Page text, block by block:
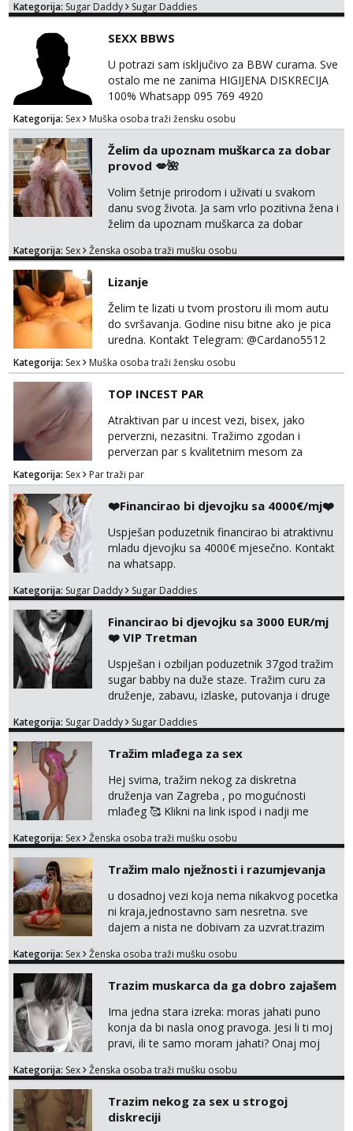
Kategorija: Sugar Daddy Sugar Daddies
SEXX BBWS
U potrazi sam isključivo za BBW curama. Sve
ostalo me ne zanima HIGIJENA DISKRECIJA
100% Whatsapp 095 769 4920
Kategorija: Sex Muška osoba traži žensku osobu
Želim da upoznam muškarca za dobar
provod 💋🌺
Volim šetnje prirodom i uživati u svakom
danu svog života. Ja sam vrlo pozitivna žena i
želim da upoznam muškarca za dobar
na link ispod i nadji me tamo, cekam te!
Kategorija: Sex Ženska osoba traži mušku osobu
Lizanje
Želim te lizati u tvom prostoru ili mom autu
do svršavanja. Godine nisu bitne ako je pica
uredna. Kontakt Telegram: @Cardano5512
Email: myjohny15@protonmail.com
Kategorija: Sex Muška osoba traži žensku osobu
TOP INCEST PAR
Atraktivan par u incest vezi, bisex, jako
perverzni, nezasitni. Tražimo zgodan i
perverzan par s kvalitetnim mesom za
uživanje u svim vrstama seksa. Diskrecija
obavezna. Samo ozbiljne ponude preko
Whats appa na broj 091 591 3523.
Kategorija: Sex Par traži par
❤️Financirao bi djevojku sa 4000€/mj❤️
Uspješan poduzetnik financirao bi atraktivnu
mladu djevojku sa 4000€ mjesečno. Kontakt
na whatsapp.
Kategorija: Sugar Daddy Sugar Daddies
Financirao bi djevojku sa 3000 EUR/mj
❤️ VIP Tretman
Uspješan i ozbiljan poduzetnik 37god tražim
sugar babby na duže staze. Tražim curu za
druženje, zabavu, izlaske, putovanja i druge
otvorena, komunikativna, zgodna i atraktivna
markodalic37@gmail.com
Kategorija: Sugar Daddy Sugar Daddies
Tražim mlađega za sex
Hej svima, tražim nekog za diskretna
druženja van Zagreba , po mogućnosti
mlađeg 🥰 Klikni na link ispod i nadji me
Kategorija: Sex Ženska osoba traži mušku osobu
Tražim malo nježnosti i razumjevanja
u dosadnoj vezi koja nema nikakvog pocetka
ni kraja,jednostavno sam nesretna. sve
dajem a nista ne dobivam za uzvrat.trazim
trazim puno samo malo njeznosti i
poljupce po tijelu koji me jako
pale,obozavam kad muskarac preuzme
kontrolu . javi se :) Klikni na link ispod i nadji
me tamo, cekam te!
Kategorija: Sex Ženska osoba traži mušku osobu
Trazim muskarca da ga dobro zajašem
Ima jedna stara izreka: moras jahati puno
konja da bi nasla onog pravoga. Jesi li ti moj
pravi, ili te samo moram jahati? Onaj moj
na sexdater link i javi mi se tamo....
Kategorija: Sex Ženska osoba traži mušku osobu
Trazim nekog za sex u strogoj
diskreciji